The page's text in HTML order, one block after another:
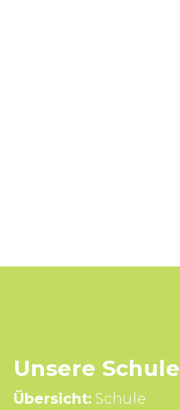
Unsere Schule
Übersicht: Schule